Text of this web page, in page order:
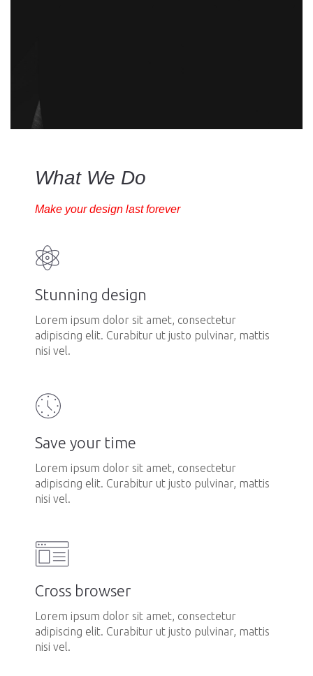
What We Do
Make your design last forever
Stunning design
Lorem ipsum dolor sit amet, consectetur
adipiscing elit. Curabitur ut justo pulvinar, mattis
nisi vel.
Save your time
Lorem ipsum dolor sit amet, consectetur
adipiscing elit. Curabitur ut justo pulvinar, mattis
nisi vel.
Cross browser
Lorem ipsum dolor sit amet, consectetur
adipiscing elit. Curabitur ut justo pulvinar, mattis
nisi vel.